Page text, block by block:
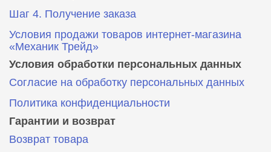
Шаг 4. Получение заказа
Условия продажи товаров интернет-магазина
«Механик Трейд»
Условия обработки персональных данных
Согласие на обработку персональных данных
Политика конфиденциальности
Гарантии и возврат
Возврат товара